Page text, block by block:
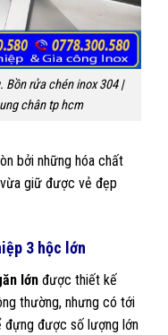
Bồn rửa chén inox 304 |
chân tp hcm
bởi những hóa chất
giữ được vẻ đẹp
3 hộc lớn
lớn được thiết kế
thường, nhưng có tới
đựng được số lượng lớn